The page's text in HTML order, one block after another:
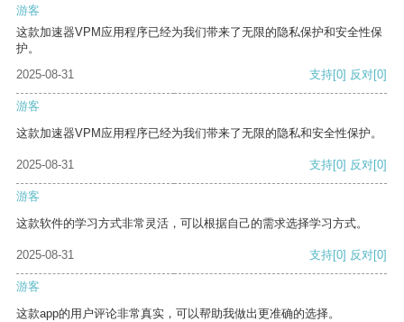
游客
这款加速器VPM应用程序已经为我们带来了无限的隐私保护和安全性保
护。
2025-08-31
支持[0] 反对[0]
游客
这款加速器VPM应用程序已经为我们带来了无限的隐私和安全性保护。
2025-08-31 支持[0] 反对[0]
游客
这款软件的学习方式非常灵活，可以根据自己的需求选择学习方式。
2025-08-31 支持[0] 反对[0]
游客
这款app的用户评论非常真实，可以帮助我做出更准确的选择。